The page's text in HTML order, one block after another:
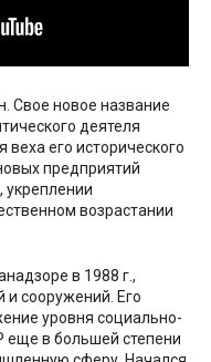
Свое новое название
деятеля
его исторического
предприятий
возрастании
в 1988 г.,
и сооружений. Его
уровня социально-
еще в большей степени